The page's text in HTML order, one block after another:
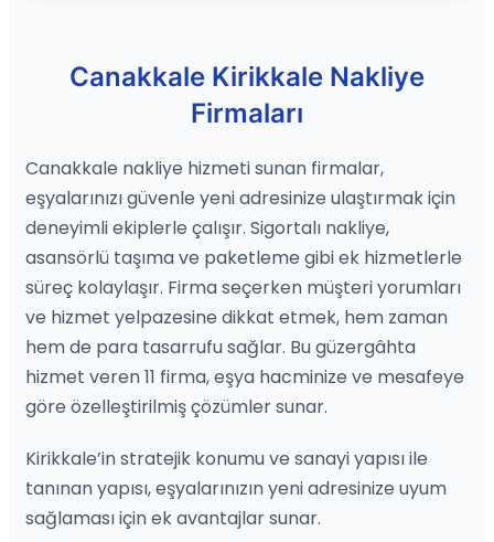
Canakkale Kirikkale Nakliye
Firmaları
Canakkale nakliye hizmeti sunan firmalar,
eşyalarınızı güvenle yeni adresinize ulaştırmak için
deneyimli ekiplerle çalışır. Sigortalı nakliye,
asansörlü taşıma ve paketleme gibi ek hizmetlerle
süreç kolaylaşır. Firma seçerken müşteri yorumları
ve hizmet yelpazesine dikkat etmek, hem zaman
hem de para tasarrufu sağlar. Bu güzergâhta
hizmet veren 11 firma, eşya hacminize ve mesafeye
göre özelleştirilmiş çözümler sunar.
Kirikkale’in stratejik konumu ve sanayi yapısı ile
tanınan yapısı, eşyalarınızın yeni adresinize uyum
sağlaması için ek avantajlar sunar.